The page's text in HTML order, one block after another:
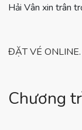
Hải Vân xin trân
ĐẶT VÉ ONLINE
Chương